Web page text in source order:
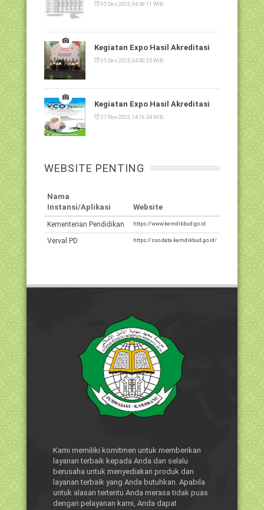
05 Des 2023, 04:46:11 WIB
Kegiatan Expo Hasil Akreditasi
05 Des 2023, 04:40:25 WIB
Kegiatan Expo Hasil Akreditasi
27 Nov 2023, 14:16:34 WIB
WEBSITE PENTING
Nama
Instansi/Aplikasi
Website
Kementerian Pendidikan https://www.kemdikbud.go.id
Verval PD https://sso.data.kemdikbud.go.id/
Kami memiliki komitmen untuk memberikan
layanan terbaik kepada Anda dan selalu
berusaha untuk menyediakan produk dan
layanan terbaik yang Anda butuhkan. Apabila
untuk alasan tertentu Anda merasa tidak puas
dengan pelayanan kami, Anda dapat